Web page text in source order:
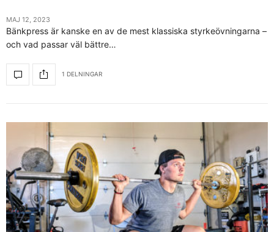
MAJ 12, 2023
Bänkpress är kanske en av de mest klassiska styrkeövningarna –
och vad passar väl bättre…
1 DELNINGAR